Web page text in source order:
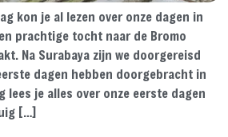
kon je al lezen over onze dagen in
prachtige tocht naar de Bromo
Na Surabaya zijn we doorgereisd
dagen hebben doorgebracht in
lees je alles over onze eerste dagen
[…]